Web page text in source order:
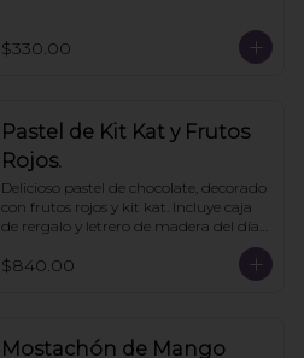
$330.00
Pastel de Kit Kat y Frutos
Rojos.
Delicioso pastel de chocolate, decorado
con frutos rojos y kit kat. Incluye caja
de rergalo y letrero de madera del día
de las madres. 10- 12 personas. Pedir
con un día de anticipación
$840.00
Mostachón de Mango